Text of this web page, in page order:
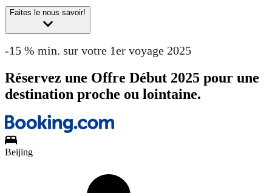
Faites le nous savoir!
-15 % min. sur votre 1er voyage 2025
Réservez une Offre Début 2025 pour une
destination proche ou lointaine.
Beijing